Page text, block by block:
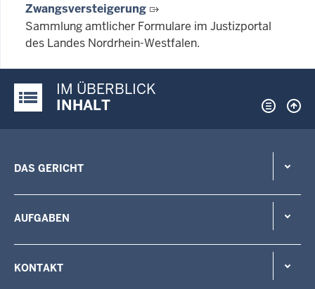
Zwangsversteigerung
Sammlung amtlicher Formulare im Justizportal
des Landes Nordrhein-Westfalen.
Justiz-Portal im Überblick:
IM ÜBERBLICK
INHALT
DAS GERICHT
AUFGABEN
KONTAKT